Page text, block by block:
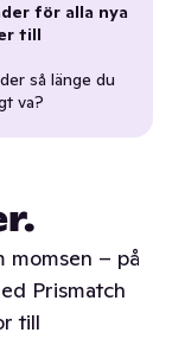
för alla nya
till
så länge du
va?
momsen – på
Prismatch
till